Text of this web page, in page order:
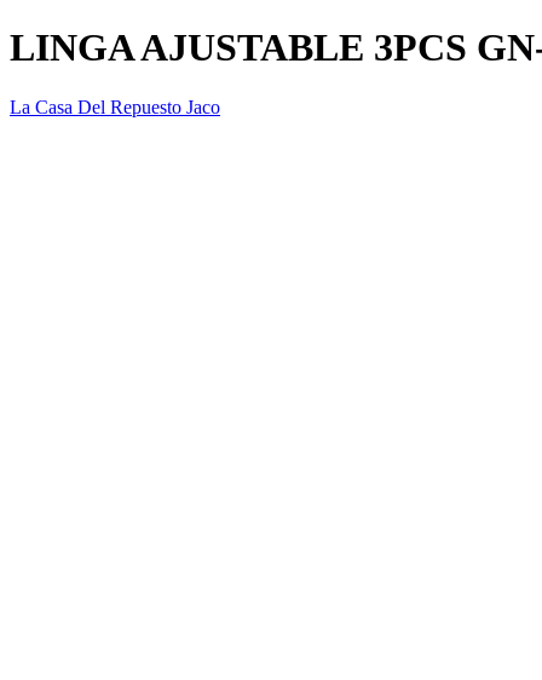
LINGA AJUSTABLE 3PCS
La Casa Del Repuesto Jaco